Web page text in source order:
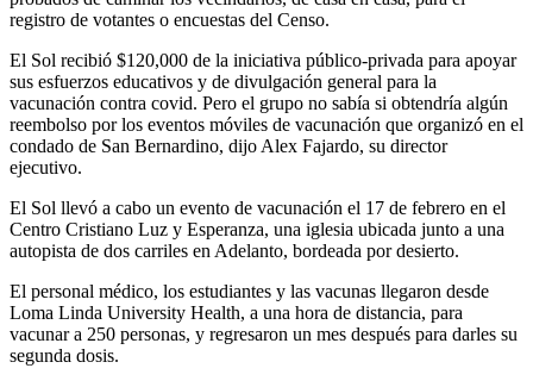
registro de votantes o encuestas del Censo.
El Sol recibió $120,000 de la iniciativa público-privada para apoyar
sus esfuerzos educativos y de divulgación general para la
vacunación contra covid. Pero el grupo no sabía si obtendría algún
reembolso por los eventos móviles de vacunación que organizó en el
condado de San Bernardino, dijo Alex Fajardo, su director
ejecutivo.
El Sol llevó a cabo un evento de vacunación el 17 de febrero en el
Centro Cristiano Luz y Esperanza, una iglesia ubicada junto a una
autopista de dos carriles en Adelanto, bordeada por desierto.
El personal médico, los estudiantes y las vacunas llegaron desde
Loma Linda University Health, a una hora de distancia, para
vacunar a 250 personas, y regresaron un mes después para darles su
segunda dosis.